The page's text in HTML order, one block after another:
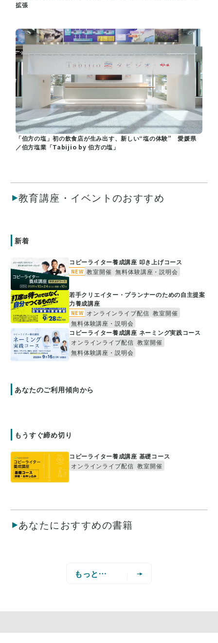
拡張
「伯方の塩」初の飲食店が生み出す、新しい“塩の体験” 愛媛県
／伯方塩業「Tabijio by 伯方の塩」
教育講座・イベントのおすすめ
新着
コピーライター養成講座 叩き上げコース
NEW 教室開催 無料体験講座・説明会
若手クリエイター・プランナーのための自主提案
力養成講座
NEW オンラインライブ配信 教室開催
無料体験講座・説明会
コピーライター養成講座 ネーミング実践コース
オンラインライブ配信 教室開催
無料体験講座・説明会
あなたのご利用傾向から
もうすぐ締め切り
コピーライター養成講座 基礎コース
オンラインライブ配信 教室開催
あなたにおすすめの書籍
もっと見る